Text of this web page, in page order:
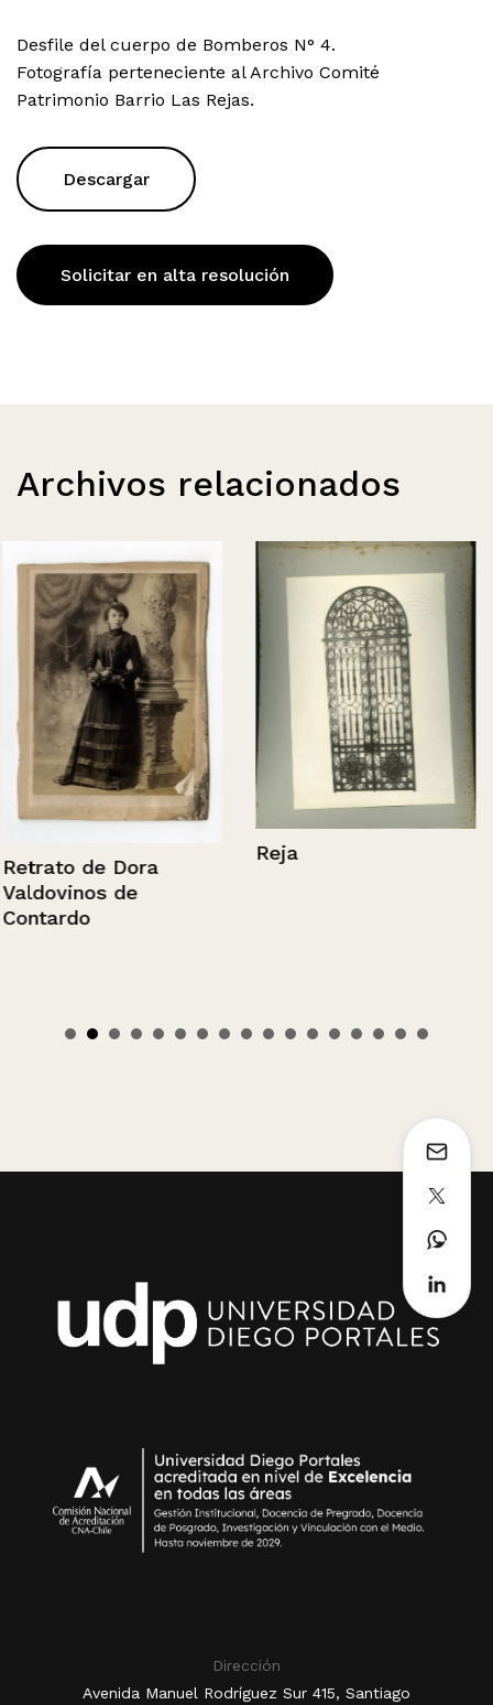
Desfile del cuerpo de Bomberos N° 4.
Fotografía perteneciente al Archivo Comité
Patrimonio Barrio Las Rejas.
Descargar
Solicitar en alta resolución
Archivos relacionados
Retrato de Dora
Valdovinos de
Contardo
Reja
Dirección
Avenida Manuel Rodríguez Sur 415, Santiago